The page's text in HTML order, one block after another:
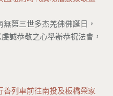
第三世多杰羌佛佛誕日，
誠恭敬之心舉辦恭祝法會，
列車前往南投及板橋榮家